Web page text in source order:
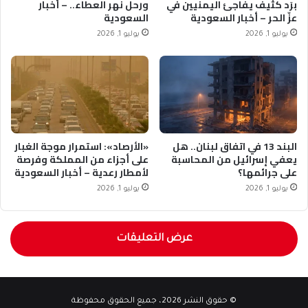
برَد كثيف يفاجئ اليمنيين في
عزّ الحر – أخبار السعودية
يوليو 1, 2026
ورحل نهر العطاء.. – أخبار
السعودية
يوليو 1, 2026
البند 13 في اتفاق لبنان.. هل
يعفي إسرائيل من المحاسبة
على جرائمها؟
يوليو 1, 2026
«الأرصاد»: استمرار موجة الغبار
على أجزاء من المملكة وفرصة
لأمطار رعدية – أخبار السعودية
يوليو 1, 2026
عرض التعليقات
© حقوق النشر 2026، جميع الحقوق محفوظة